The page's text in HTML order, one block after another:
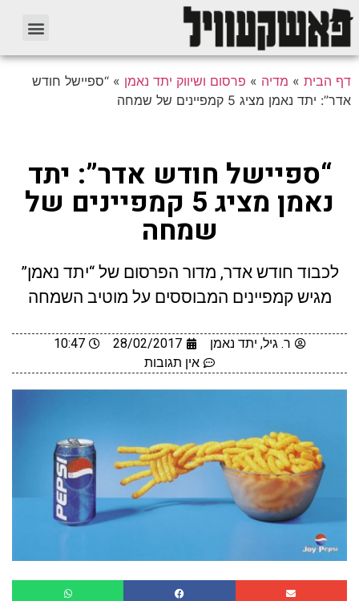
דף הבית » מדיה » פרסום ושיווק יתד נאמן » “ספיישל חודש
אדר”: יתד נאמן מציג 5 קמפיינים של שמחה
“ספיישל חודש אדר”: יתד
נאמן מציג 5 קמפיינים של
שמחה
לכבוד חודש אדר, מדור הפרסום של “יתד נאמן”
מגיש קמפיינים המבוססים על מוטיב השמחה
ר. גיל, יתד נאמן 28/02/2017
10:47
אין תגובות